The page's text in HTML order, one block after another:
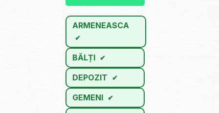
ARMENEASCA
BĂLȚI
DEPOZIT
GEMENI